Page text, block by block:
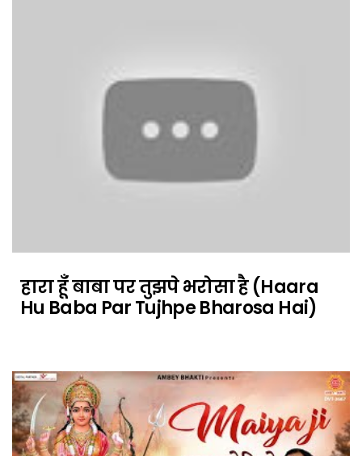
हारा हूँ बाबा पर तुझपे भरोसा है (Haara
Hu Baba Par Tujhpe Bharosa Hai)